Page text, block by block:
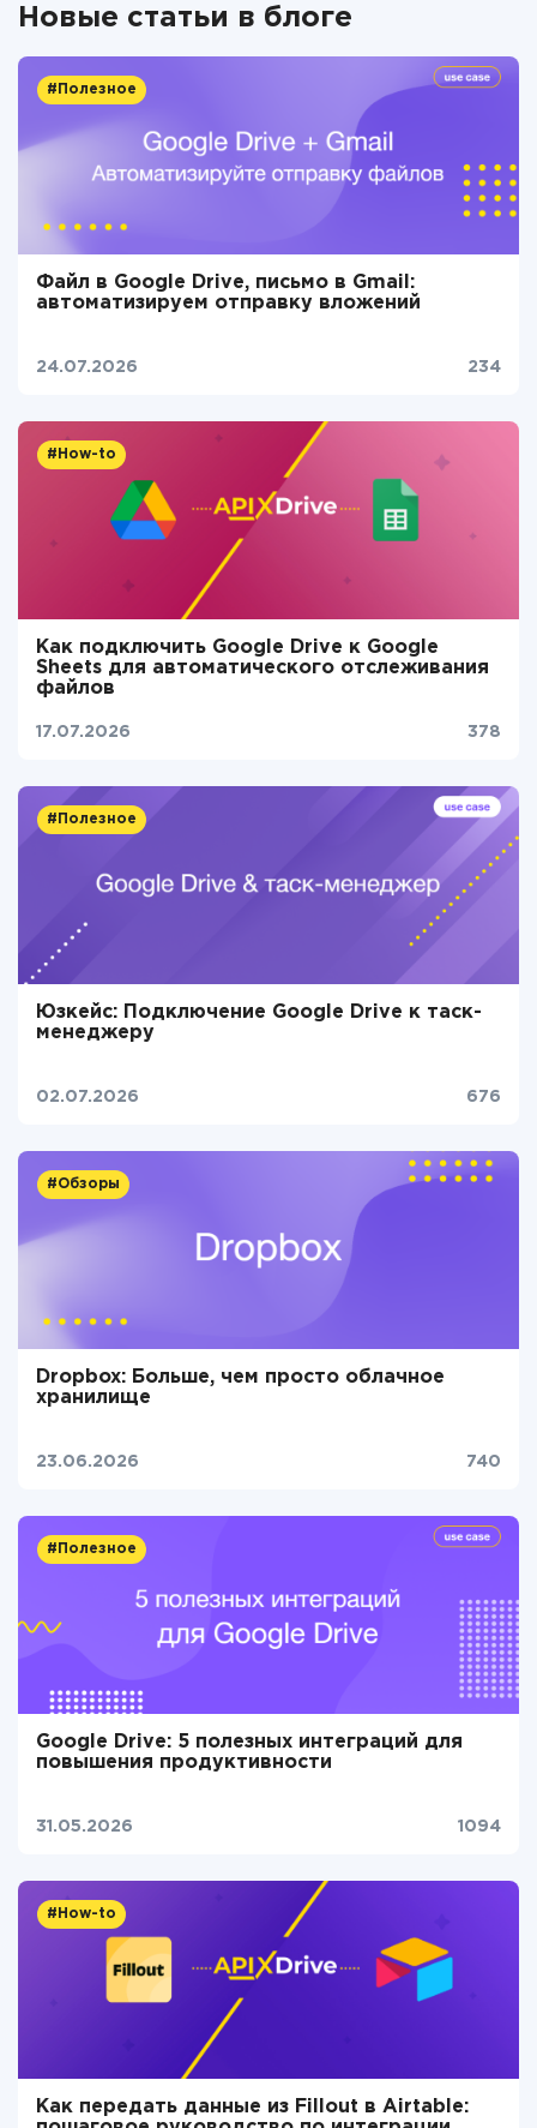
Новые статьи в блоге
#Полезное
Файл в Google Drive, письмо в Gmail:
автоматизируем отправку вложений
24.07.2026 234
#How-to
Как подключить Google Drive к Google
Sheets для автоматического отслеживания
файлов
17.07.2026 378
#Полезное
Юзкейс: Подключение Google Drive к таск-
менеджеру
02.07.2026 676
#Обзоры
Dropbox: Больше, чем просто облачное
хранилище
23.06.2026 740
#Полезное
Google Drive: 5 полезных интеграций для
повышения продуктивности
31.05.2026 1094
#How-to
Как передать данные из Fillout в Airtable: